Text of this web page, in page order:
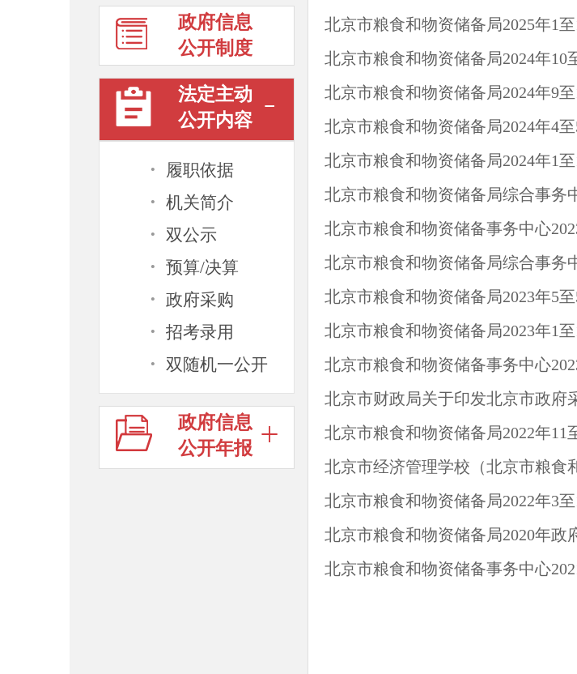
政府信息
公开制度
法定主动
公开内容
· 履职依据
· 机关简介
· 双公示
· 预算/决算
· 政府采购
· 招考录用
· 双随机一公开
政府信息
公开年报
北京市粮食和物资储备局2025年1
北京市粮食和物资储备局2024年10
北京市粮食和物资储备局2024年9
北京市粮食和物资储备局2024年4
北京市粮食和物资储备局2024年1
北京市粮食和物资储备事务中心
北京市粮食和物资储备局2023年5
北京市粮食和物资储备局2023年1
北京市粮食和物资储备事务中心
北京市粮食和物资储备局2022年11
北京市粮食和物资储备局2022年3
北京市粮食和物资储备局2020年政
北京市粮食和物资储备事务中心